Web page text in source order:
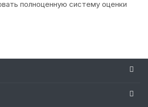
полноценную систему оценки